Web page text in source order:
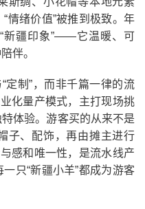
情绪价值”被推到极致。年
新疆印象”——它温暖、可
伴。
定制”，而非千篇一律的流
化量产模式，主打现场挑
体验。游客买的从来不是
子、配饰，再由摊主进行
感和唯一性，是流水线产
只“新疆小羊”都成为游客